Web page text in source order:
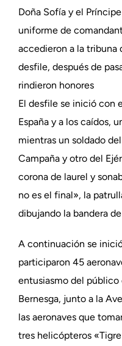
Doña Sofía y el
uniforme de
accedieron a la tribuna
desfile, después de
rindieron honores
El desfile se inició con
España y a los caídos,
mientras un soldado
Campaña y otro del
corona de laurel y
no es el final», la
dibujando la bandera de
A continuación se
participaron 45
entusiasmo del público
Bernesga, junto a la
las aeronaves que
tres helicópteros